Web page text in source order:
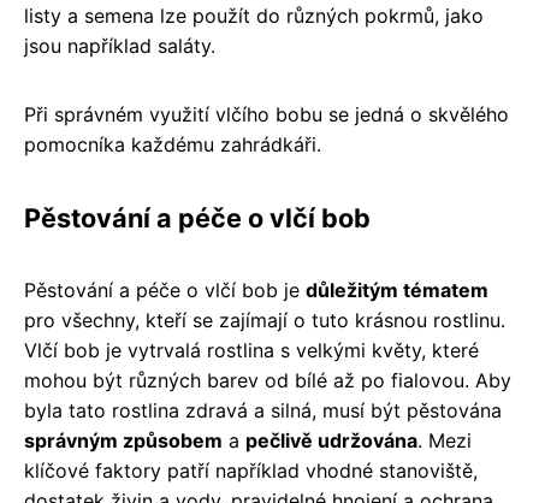
listy a semena lze použít do různých pokrmů, jako
jsou například saláty.
Při správném využití vlčího bobu se jedná o skvělého
pomocníka každému zahrádkáři.
Pěstování a péče o vlčí bob
Pěstování a péče o vlčí bob je důležitým tématem
pro všechny, kteří se zajímají o tuto krásnou rostlinu.
Vlčí bob je vytrvalá rostlina s velkými květy, které
mohou být různých barev od bílé až po fialovou. Aby
byla tato rostlina zdravá a silná, musí být pěstována
správným způsobem a pečlivě udržována. Mezi
klíčové faktory patří například vhodné stanoviště,